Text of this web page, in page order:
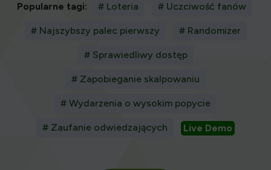
Popularne tagi: # Loteria # Uczciwość fanów
# Najszybszy palec pierwszy # Randomizer
# Sprawiedliwy dostęp
# Zapobieganie skalpowaniu
# Wydarzenia o wysokim popycie
# Zaufanie odwiedzających Live Demo